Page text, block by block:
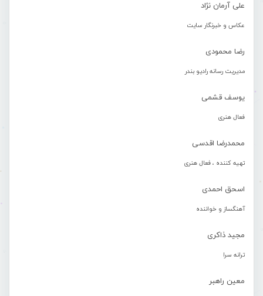
علی آرمان نژاد
عکاس و خبرنگار سایت
رضا محمودی
مدیریت رسانه رادیو بندر
یوسف قشمی
فعال هنری
محمدرضا اقدسی
تهیه کننده ، فعال هنری
اسحق احمدی
آهنگساز و خواننده
مجید ذاکری
ترانه سرا
معین راهبر